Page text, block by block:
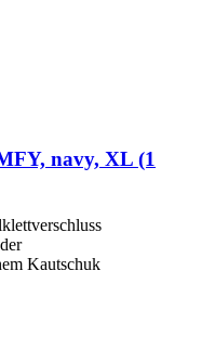
navy, XL (1
Kautschuk